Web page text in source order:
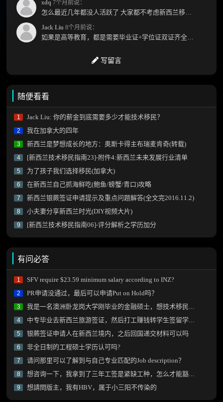
xdq 7个月前说：
Jack Liu 8个月前说：
写留言
随便看看
1 Jack Liu: 你的薪金到底需要多少才能技术移民？
2 我在加拿大的四年
3 新西兰是梦想成长的地方：奥斯卡得主布瑞麦肯奇(转载)
4 [新西兰技术移民指南23]-附件4:新西兰未来发展行业清单
5 为了孩子我们选择移民(加拿大)
6 在新西兰自己抓海鲜吃(鲍鱼/螃蟹/青口)攻略
7 新西兰银蕨签证申请提示及重点问题解答(全文完2016.11.2)
8 小夫妻分享新西兰时光(DIY视频大片)
9 [新西兰技术移民指南06]-评分解析之学历加分
有问必答
1 SFV require $23.59 minimum salary according to INZ?
2 PR申请没通过，最后可以申请Put on Hold吗？
3 我是一名澳洲卧龙岗大学刚毕业的金融硕士，想技术移民新西兰需要做什么？
4 中专毕业去新西兰旅游签证，然后打工赚钱转学生签留学可以吗？
5 银蕨签证申请人在新西兰境内，之后回国递交材料可以吗
6 非全日制的工程硕士学历认可吗?
7 请问那里可以了解到与自己专业匹配的Job description？
8 想咨询一下，我拿到了三年工签是紧缺工种，怎么才能豁免雅思拿到绿卡？
9 想請問版主，我有HBV，属于小三阳不传染的